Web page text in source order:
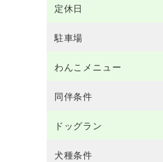
定休日
駐車場
わんこメニュー
同伴条件
ドッグラン
犬種条件